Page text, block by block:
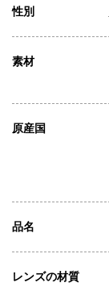
性別
素材
原産国
品名
レンズの材質